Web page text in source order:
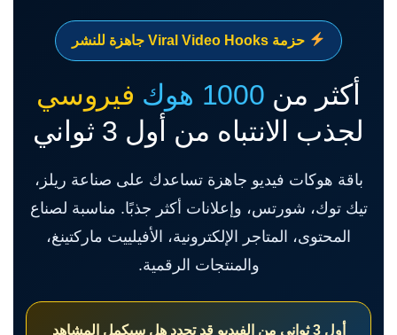
حزمة Viral Video Hooks جاهزة للنشر
أكثر من1000 هوك
فيروسي
لجذب الانتباه من أول 3 ثواني
باقة هوكات فيديو جاهزة تساعدك على صناعة ريلز،
تيك توك، شورتس، وإعلانات أكثر جذبًا. مناسبة لصناع
المحتوى، المتاجر الإلكترونية، الأفيلييت ماركتينغ،
والمنتجات الرقمية.
أول 3 ثواني من الفيديو قد تحدد هل سيكمل المشاهد